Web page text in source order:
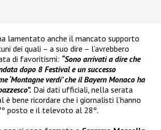
lamentato anche il mancato supporto
dei quali – a suo dire – l’avrebbero
di favoritismi: “Sono arrivati a dire che
dopo 8 Festival e un successo
‘Montagne verdi’ che il Bayern Monaco ha
Dai dati ufficiali, nella serata
bene ricordare che i giornalisti l’hanno
posto e il televoto al 28º.